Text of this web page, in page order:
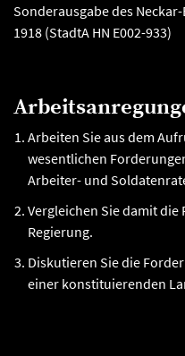
Sonderausgabe des
1918 (StadtA HN E002-933)
Arbeiten Sie aus dem
wesentlichen
Arbeiter- und
Vergleichen Sie damit
Regierung.
Diskutieren Sie die
einer konstituierenden